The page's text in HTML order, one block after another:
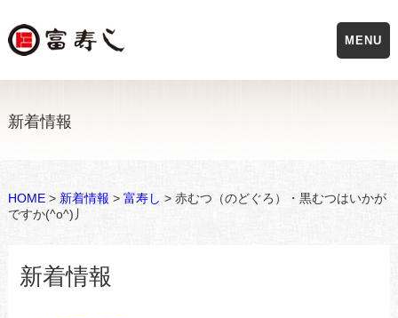
新着情報
HOME> 新着情報 > 富寿し > 赤むつ（のどぐろ）・黒むつはいかが
ですか(^o^)丿
新着情報
MENU